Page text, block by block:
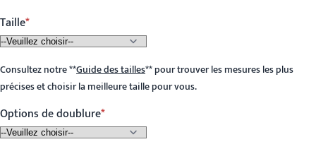
Taille
Consultez notre**Guide des tailles**pour trouver les mesures les plus
précises et choisir la meilleure taille pour vous.
Options de doublure